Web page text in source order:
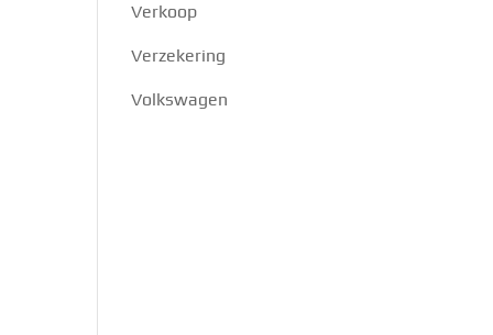
Verkoop
Verzekering
Volkswagen